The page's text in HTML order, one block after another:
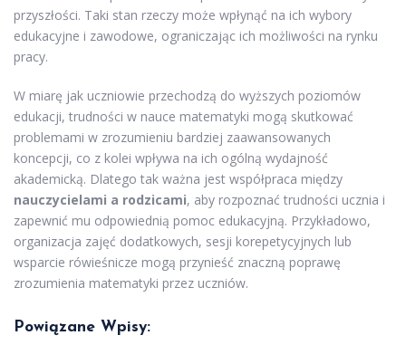
przyszłości. Taki stan rzeczy może wpłynąć na ich wybory
edukacyjne i zawodowe, ograniczając ich możliwości na rynku
pracy.
W miarę jak uczniowie przechodzą do wyższych poziomów
edukacji, trudności w nauce matematyki mogą skutkować
problemami w zrozumieniu bardziej zaawansowanych
koncepcji, co z kolei wpływa na ich ogólną wydajność
akademicką. Dlatego tak ważna jest współpraca między
nauczycielami a rodzicami, aby rozpoznać trudności ucznia i
zapewnić mu odpowiednią pomoc edukacyjną. Przykładowo,
organizacja zajęć dodatkowych, sesji korepetycyjnych lub
wsparcie rówieśnicze mogą przynieść znaczną poprawę
zrozumienia matematyki przez uczniów.
Powiązane Wpisy: